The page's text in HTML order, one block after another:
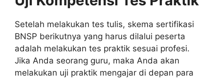
Setelah melakukan tes tulis, skema sertifikasi
BNSP berikutnya yang harus dilalui peserta
adalah melakukan tes praktik sesuai profesi.
Jika Anda seorang guru, maka Anda akan
melakukan uji praktik mengajar di depan para